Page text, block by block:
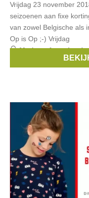
Vrijdag 23 november
seizoenen aan fixe
van zowel Belgische als
Op is Op ;-) Vrijdag
Merken:Anne kurris
Kidscase, ...